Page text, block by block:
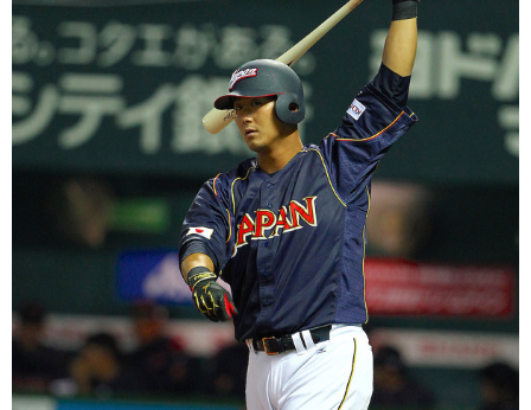
動画
ツアー
文化
芸能
出版／映画
話題
ファッション
デザイン
写真
ライフ
社会
政治